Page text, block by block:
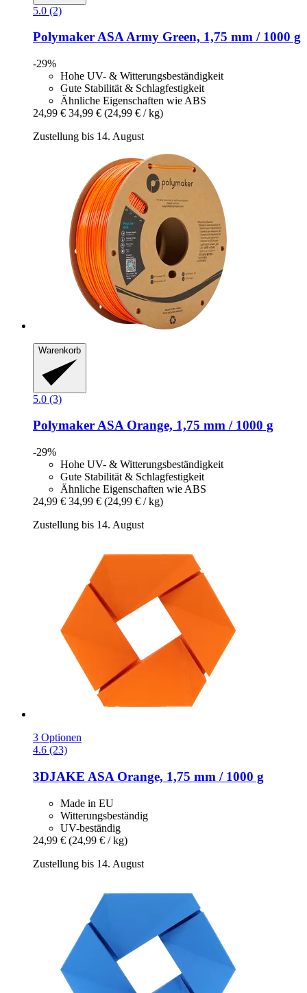
5.0 (2)
PolymakerASA Army Green, 1,75 mm / 1000 g
-29%
Hohe UV- & Witterungsbeständigkeit
Gute Stabilität & Schlagfestigkeit
Ähnliche Eigenschaften wie ABS
24,99 € 34,99 € (24,99 € / kg)
Zustellung bis 14. August
Warenkorb
5.0 (3)
PolymakerASA Orange, 1,75 mm / 1000 g
-29%
Hohe UV- & Witterungsbeständigkeit
Gute Stabilität & Schlagfestigkeit
Ähnliche Eigenschaften wie ABS
24,99 € 34,99 € (24,99 € / kg)
Zustellung bis 14. August
3 Optionen
4.6 (23)
3DJAKE ASA Orange, 1,75 mm / 1000 g
Made in EU
Witterungsbeständig
UV-beständig
24,99 € (24,99 € / kg)
Zustellung bis 14. August